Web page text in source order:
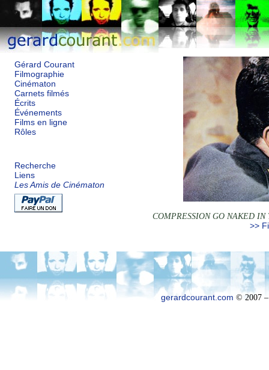
Gérard Courant
Filmographie
Cinématon
Carnets filmés
Écrits
Événements
Films en ligne
Rôles
Recherche
Liens
Les Amis de Cinématon
COMPRESSION GO NAKED
>>
gerardcourant.com © 2007